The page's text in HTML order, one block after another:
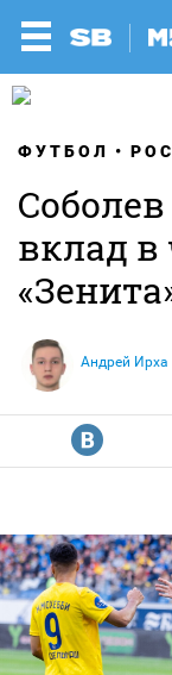
ФУТБОЛ
вклад
Андрей Ирха
R